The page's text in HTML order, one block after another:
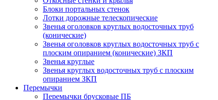
Блоки портальных стенок
Лотки дорожные телескопические
Звенья оголовков круглых водосточных труб
(конические)
Звенья оголовков круглых водосточных труб с
плоским опиранием (конические) ЗКП
Звенья круглые
Звенья круглых водосточных труб с плоским
опиранием ЗКП
Перемычки
Перемычки брусковые ПБ